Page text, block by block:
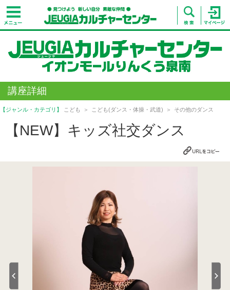
講座詳細
【ジャンル・カテゴリ】 こども こども(ダンス・体操・武道) その他のダンス
【NEW】キッズ社交ダンス